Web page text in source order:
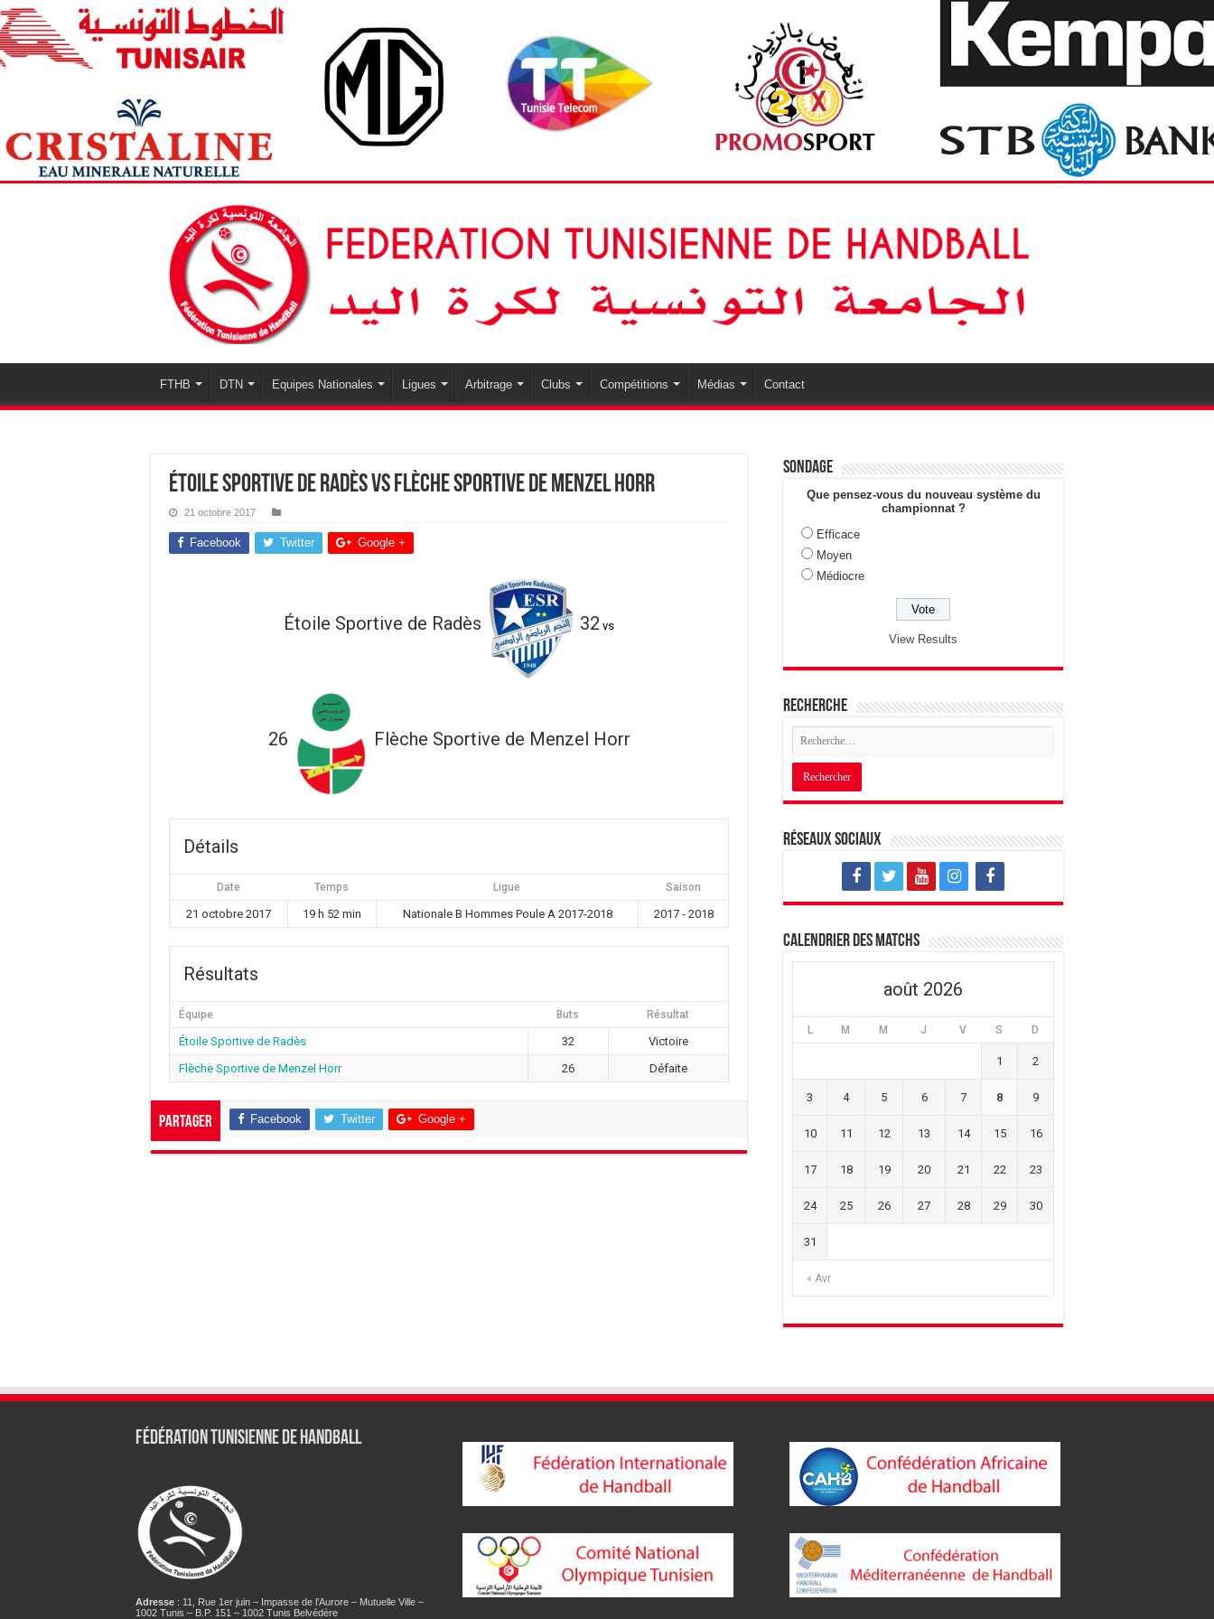
FTHB DTN Equipes Nationales Ligues Arbitrage Clubs Compétitions Médias Contact
Étoile Sportive de Radès vs Flèche Sportive de Menzel Horr
21 octobre 2017
Facebook Twitter Google +
Étoile Sportive de Radès 32 vs
26 Flèche Sportive de Menzel Horr
Détails
Date Temps Ligue Saison
21 octobre 2017 19 h 52 min Nationale B Hommes Poule A 2017-2018 2017 - 2018
Résultats
Équipe Buts Résultat
Étoile Sportive de Radès 32
Victoire
Flèche Sportive de Menzel Horr
26 Défaite
Partager Facebook Twitter Google +
Sondage
Que pensez-vous du nouveau système du
championnat ?
Efficace
Moyen
Médiocre
View Results
Recherche
Réseaux sociaux
Calendrier des matchs
août 2026
L M M J V S D
« Avr
1 2
3 4 5 6 7 8 9
10 11 12 13 14 15 16
17 18 19 20 21 22 23
24 25 26 27 28 29 30
31
Fédération tunisienne de Handball
Adresse: 11, Rue 1er juin – Impasse de l’Aurore – Mutuelle Ville –
1002 Tunis – B.P. 151 – 1002 Tunis Belvédère